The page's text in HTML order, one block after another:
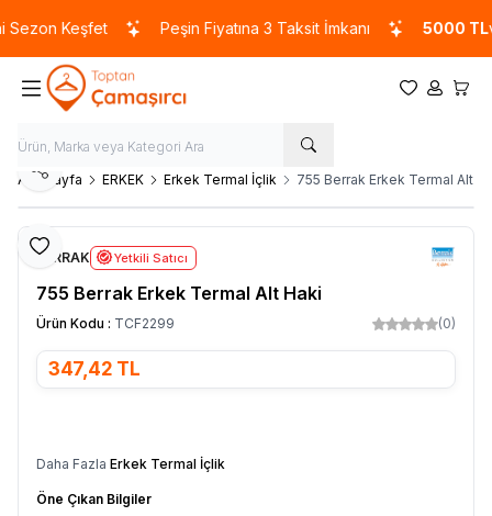
Keşfet Peşin Fiyatına 3 Taksit İmkanı 5000 TL ve
Favorilerim
Hesabım
Ana Sayfa ERKEK Erkek Termal İçlik 755 Berrak Erkek Termal Alt
Favoriye Ekle
Paylaş
BERRAK Yetkili Satıcı
755 Berrak Erkek Termal Alt Haki
Ürün Kodu : TCF2299 (0)
347,42 TL
Daha Fazla Erkek Termal İçlik
Öne Çıkan Bilgiler